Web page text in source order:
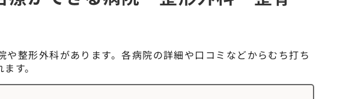
や整形外科があります。各病院の詳細や口コミなどからむち打ち
す。